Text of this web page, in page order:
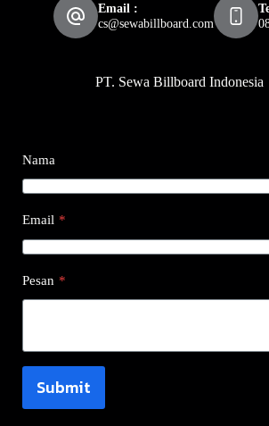
Email :
cs@sewabillboard.com
PT. Sewa Billboard Indonesia
Nama
Email *
Pesan *
Submit